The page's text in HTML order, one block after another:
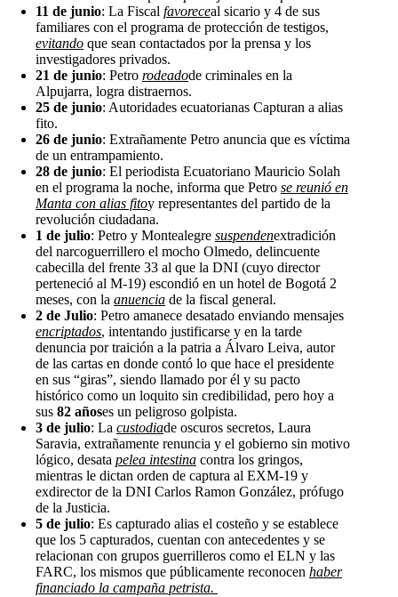
11 de junio: La Fiscal favoreceal sicario y 4 de sus
familiares con el programa de protección de testigos,
evitando que sean contactados por la prensa y los
investigadores privados.
21 de junio: Petro rodeadode criminales en la
Alpujarra, logra distraernos.
25 de junio: Autoridades ecuatorianas Capturan a alias
fito.
26 de junio: Extrañamente Petro anuncia que es víctima
de un entrampamiento.
28 de junio: El periodista Ecuatoriano Mauricio Solah
en el programa la noche, informa que Petro se reunió en
Manta con alias fitoy representantes del partido de la
revolución ciudadana.
1 de julio: Petro y Montealegre suspendenextradición
del narcoguerrillero el mocho Olmedo, delincuente
cabecilla del frente 33 al que la DNI (cuyo director
perteneció al M-19) escondió en un hotel de Bogotá 2
meses, con la anuencia de la fiscal general.
2 de Julio: Petro amanece desatado enviando mensajes
encriptados, intentando justificarse y en la tarde
denuncia por traición a la patria a Álvaro Leiva, autor
de las cartas en donde contó lo que hace el presidente
en sus “giras”, siendo llamado por él y su pacto
histórico como un loquito sin credibilidad, pero hoy a
sus 82 añoses un peligroso golpista.
3 de julio: La custodiade oscuros secretos, Laura
Saravia, extrañamente renuncia y el gobierno sin motivo
lógico, desata pelea intestina contra los gringos,
mientras le dictan orden de captura al EXM-19 y
exdirector de la DNI Carlos Ramon González, prófugo
de la Justicia.
5 de julio: Es capturado alias el costeño y se establece
que los 5 capturados, cuentan con antecedentes y se
relacionan con grupos guerrilleros como el ELN y las
FARC, los mismos que públicamente reconocen haber
financiado la campaña petrista.